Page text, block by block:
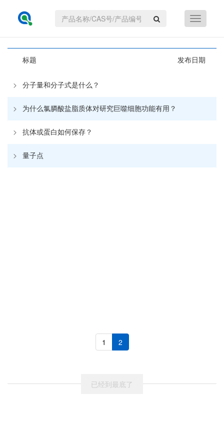
首页 文献资料
发布日期
标题
分子量和分子式是什么？
为什么氯膦酸盐脂质体对研究巨噬细胞功能有用？
抗体或蛋白如何保存？
量子点
1 2
已经到最底了